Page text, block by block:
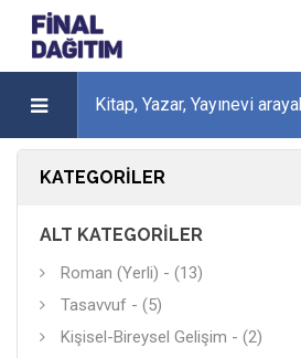
KATEGORILER
ALT KATEGORILER
Roman (Yerli) - (13)
Tasavvuf - (5)
Kişisel-Bireysel Gelişim - (2)